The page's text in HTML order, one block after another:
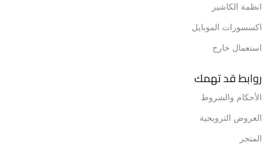
انظمة الكاشير
اكسسورات الموبايل
استعمال خارج
روابط قد تهمك
الأحكام والشروط
العروض الترويجية
المتجر